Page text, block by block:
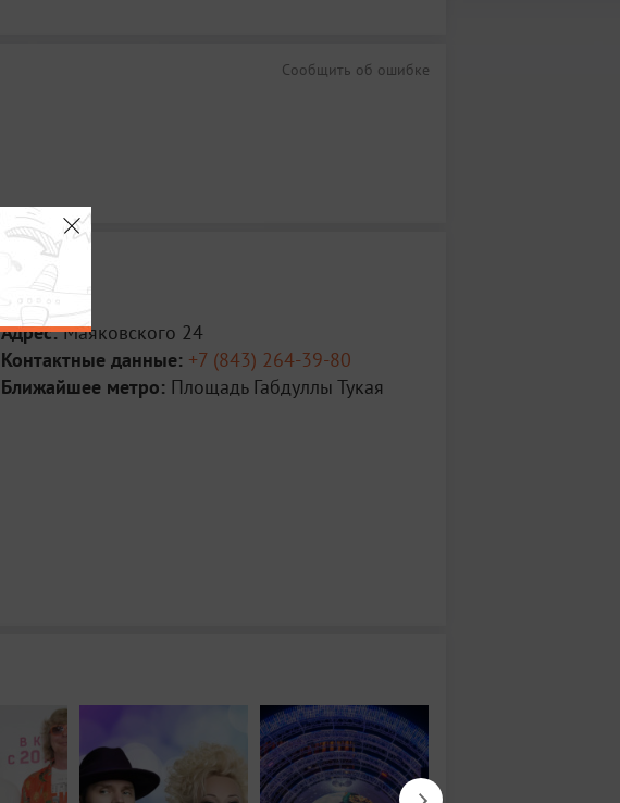
Сообщить об ошибке
Место:
Адрес:Маяковского 24
Контактные данные: +7 (843) 264-39-80
Ближайшее метро: Площадь Габдуллы Тукая